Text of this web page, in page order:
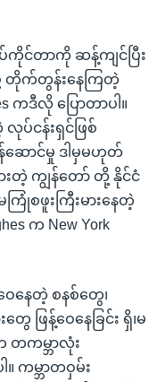
င်တာကို ဆန့်ကျင်ပြီး
တိုက်တွန်းနေကြတဲ့
ဒီလို ပြောတာပါ။
ငန်းရှင်ဖြစ်
ဆောင်မှု ဒါမှမဟုတ်
တဲ့ ကျွန်တော် တို့ နိုင်ငံ
ြုံစဖူးကြီးမားနေတဲ့
က New York
ေနေတဲ့ စနစ်တွေ၊
ဖြန့်ဝေနေခြင်း ရှိ၊မ
ကမ္ဘာလုံး
ကမ္ဘာတဝှမ်း